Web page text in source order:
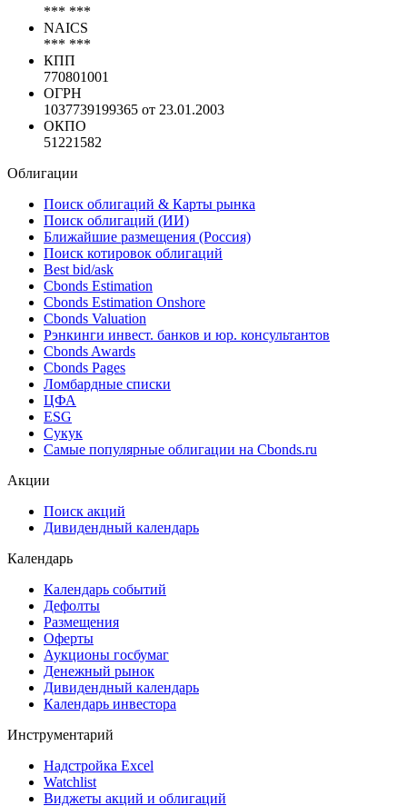
ИНН
7708126067
NACE
*** ***
NAICS
*** ***
КПП
770801001
1037739199365 от 23.01.2003
51221582
Облигации
Поиск облигаций & Карты рынка
Поиск облигаций (ИИ)
Ближайшие размещения (Россия)
Поиск котировок облигаций
Best bid/ask
Cbonds Estimation
Cbonds Estimation Onshore
Cbonds Valuation
Рэнкинги инвест. банков и юр. консультантов
Cbonds Awards
Cbonds Pages
Ломбардные списки
ESG
Самые популярные облигации на Cbonds.ru
Дивидендный календарь
Календарь
Календарь событий
Дефолты
Размещения
Оферты
Денежный рынок
Календарь инвестора
Инструментарий